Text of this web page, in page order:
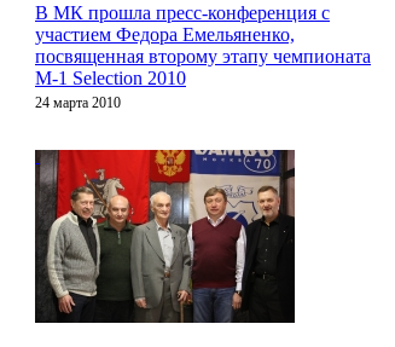
В МК прошла пресс-конференция с
участием Федора Емельяненко,
посвященная второму этапу чемпионата
M-1 Selection 2010
24 марта 2010